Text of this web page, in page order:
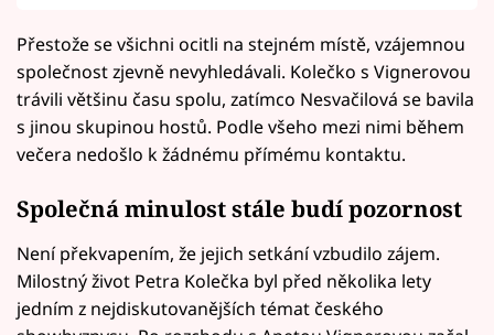
Přestože se všichni ocitli na stejném místě, vzájemnou
společnost zjevně nevyhledávali. Kolečko s Vignerovou
trávili většinu času spolu, zatímco Nesvačilová se bavila
s jinou skupinou hostů. Podle všeho mezi nimi během
večera nedošlo k žádnému přímému kontaktu.
Společná minulost stále budí pozornost
Není překvapením, že jejich setkání vzbudilo zájem.
Milostný život Petra Kolečka byl před několika lety
jedním z nejdiskutovanějších témat českého